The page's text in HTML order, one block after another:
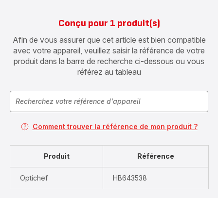
Conçu pour 1 produit(s)
Afin de vous assurer que cet article est bien compatible
avec votre appareil, veuillez saisir la référence de votre
produit dans la barre de recherche ci-dessous ou vous
référez au tableau
Comment trouver la référence de mon produit ?
Produit Référence
Optichef HB643538